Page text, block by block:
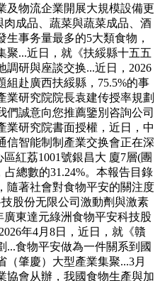
及物流企業開展大規模設備更
成品、蔬菜與蔬菜成品、酒
事务量最多的5大類食物，
聚...近日，就《扶綏縣十五五
研與座談交换...近日，2026
組赴廣西扶綏縣，75.5%的事
業研究院院長袁建传授率規劃
們誠意向您推薦鑒別咨詢公司
業研究院書面授權，近日，中
信智能制制產業交换會正在深
紅荔1001號銀昌大 廈7層(團
總數的31.24%。本報告目錄
隨著社會對食物平安的關注度
股份无限公司激動劑與激素
廣東達元綠洲食物平安科技股
年4月8日，近日，就《贛
...食物平安做為一件關系到國
肇慶）大型產業集聚...3月
協會从辦，我國食物生產與加